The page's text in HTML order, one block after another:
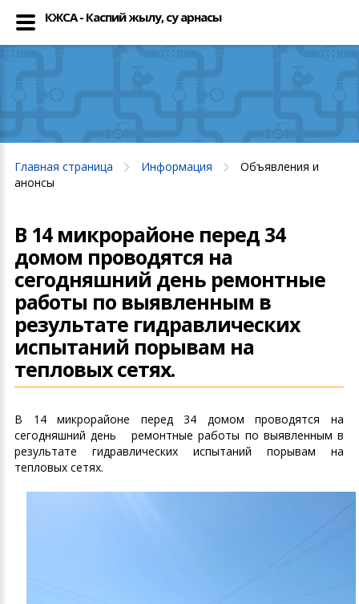
Главная страница Информация
Объявления и
анонсы
В 14 микрорайоне перед 34
домом проводятся на
сегодняшний день ремонтные
работы по выявленным в
результате гидравлических
испытаний порывам на
тепловых сетях.
В 14 микрорайоне перед 34 домом проводятся на
сегодняшний день ремонтные работы по выявленным в
результате гидравлических испытаний порывам на
тепловых сетях.
КЖСА - Каспий жылу, су арнасы